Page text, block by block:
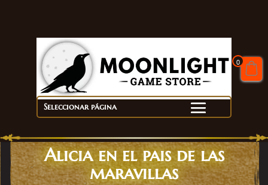
Seleccionar página
Alicia en el pais de las
maravillas
0